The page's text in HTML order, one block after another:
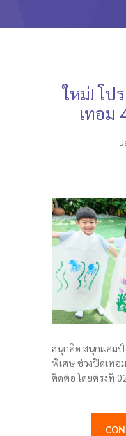
ติดต่อเรา
ใหม่! โป
เทอม
สนุกคิด สนุกแคมป์
พิเศษ ช่วงปิดเทอ
ติดต่อ โดยตรงที่